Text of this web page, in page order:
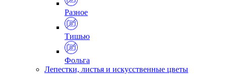
Разное
Тишью
Фольга
Лепестки, листья и искусственные цветы